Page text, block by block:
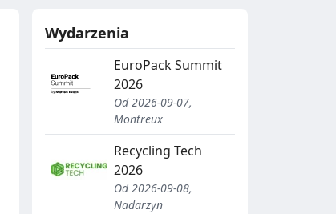
Wydarzenia
EuroPack Summit
2026
Od 2026-09-07,
Montreux
Recycling Tech
2026
Od 2026-09-08,
Nadarzyn